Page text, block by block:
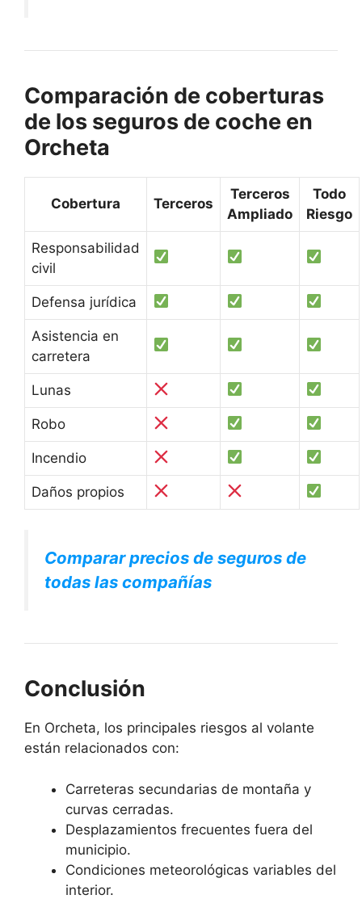
Comparación de coberturas
de los seguros de coche en
Orcheta
Cobertura Terceros
Terceros
Ampliado
Todo
Riesgo
Responsabilidad
civil
Defensa jurídica
Asistencia en
carretera
Lunas
Robo
Incendio
Daños propios
Comparar precios de seguros de
todas las compañías
Conclusión
En Orcheta, los principales riesgos al volante
están relacionados con:
Carreteras secundarias de montaña y
curvas cerradas.
Desplazamientos frecuentes fuera del
municipio.
Condiciones meteorológicas variables del
interior.